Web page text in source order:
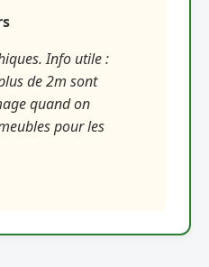
Info utile :
de 2m sont
quand on
pour les